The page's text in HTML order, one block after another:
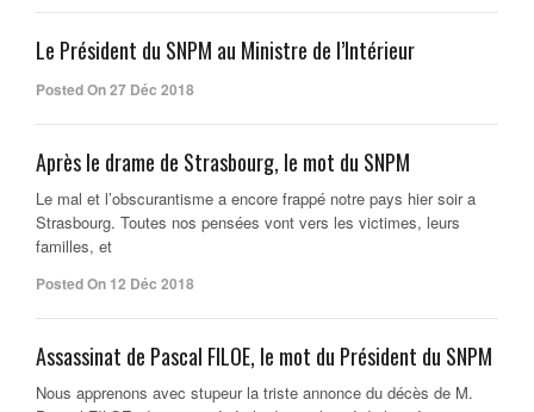
Le Président du SNPM au Ministre de l’Intérieur
Posted On 27 Déc 2018
Après le drame de Strasbourg, le mot du SNPM
Le mal et l’obscurantisme a encore frappé notre pays hier soir a
Strasbourg. Toutes nos pensées vont vers les victimes, leurs
familles, et
Posted On 12 Déc 2018
Assassinat de Pascal FILOE, le mot du Président du SNPM
Nous apprenons avec stupeur la triste annonce du décès de M.